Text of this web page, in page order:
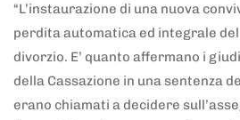
“L’instaurazione di una nuova
perdita automatica ed integrale del
divorzio. E’ quanto affermano i
della Cassazione in una sentenza
erano chiamati a decidere